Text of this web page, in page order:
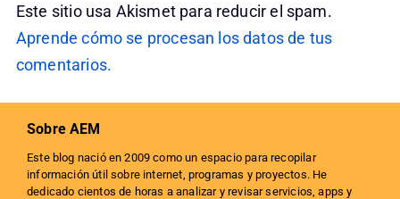
Este sitio usa Akismet para reducir el spam.
Aprende cómo se procesan los datos de tus
comentarios.
Sobre AEM
Este blog nació en 2009 como un espacio para recopilar
información útil sobre internet, programas y proyectos. He
dedicado cientos de horas a analizar y revisar servicios, apps y